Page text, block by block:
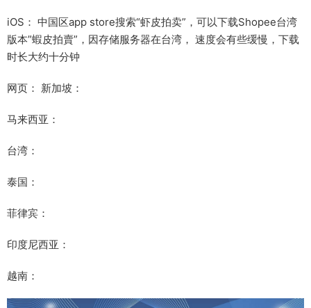
iOS： 中国区app store搜索“虾皮拍卖”，可以下载Shopee台湾
版本”蝦皮拍賣”，因存储服务器在台湾， 速度会有些缓慢，下载
时长大约十分钟
网页： 新加坡：
马来西亚：
台湾：
泰国：
菲律宾：
印度尼西亚：
越南：